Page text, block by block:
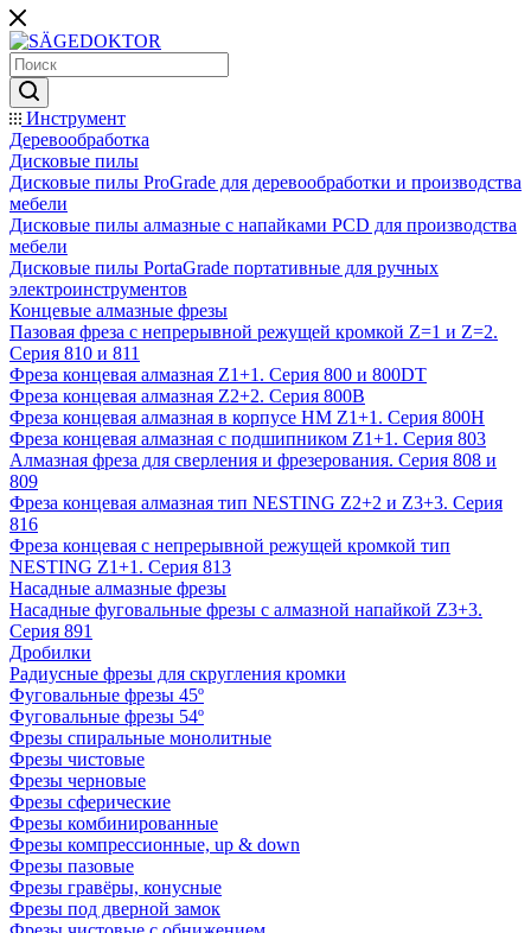
Инструмент
Деревообработка
Дисковые пилы
Дисковые пилы ProGrade для деревообработки и производства
мебели
Дисковые пилы алмазные с напайками PCD для производства
мебели
Дисковые пилы PortaGrade портативные для ручных
электроинструментов
Концевые алмазные фрезы
Пазовая фреза с непрерывной режущей кромкой Z=1 и Z=2.
Серия 810 и 811
Фреза концевая алмазная Z1+1. Серия 800 и 800DT
Фреза концевая алмазная Z2+2. Серия 800B
Фреза концевая алмазная в корпусе НМ Z1+1. Серия 800H
Фреза концевая алмазная с подшипником Z1+1. Серия 803
Алмазная фреза для сверления и фрезерования. Серия 808 и
809
Фреза концевая алмазная тип NESTING Z2+2 и Z3+3. Серия
816
Фреза концевая с непрерывной режущей кромкой тип
NESTING Z1+1. Серия 813
Насадные алмазные фрезы
Насадные фуговальные фрезы с алмазной напайкой Z3+3.
Серия 891
Дробилки
Радиусные фрезы для скругления кромки
Фуговальные фрезы 45º
Фуговальные фрезы 54º
Фрезы спиральные монолитные
Фрезы чистовые
Фрезы черновые
Фрезы сферические
Фрезы комбинированные
Фрезы компрессионные, up & down
Фрезы пазовые
Фрезы гравёры, конусные
Фрезы под дверной замок